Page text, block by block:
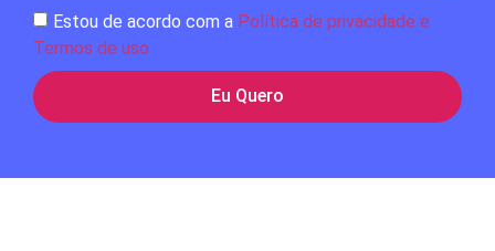
Estou de acordo com a Política de privacidade e
Termos de uso
Eu Quero